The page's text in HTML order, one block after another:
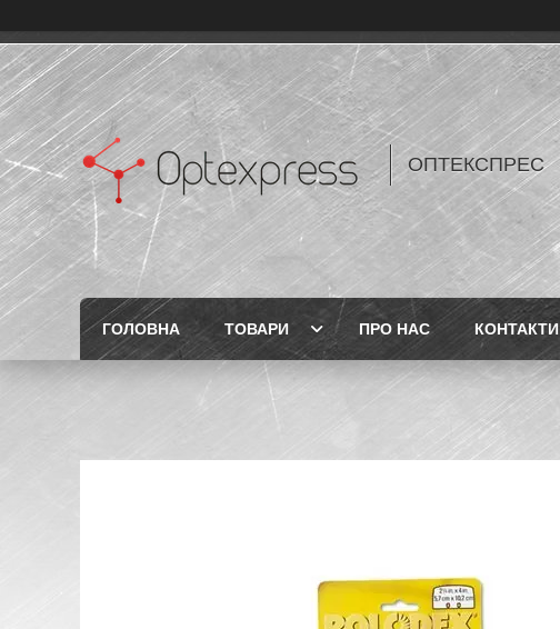
ОПТЕКСПРЕС
ГОЛОВНА ТОВАРИ ПРО НАС КОНТАКТИ